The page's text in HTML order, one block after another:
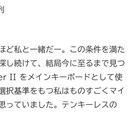
ど私と一緒だー。この条件を満た
し続けて、結局今に至るまで見つ
II をメインキーボードとして使
択基準をもつ私はものすごくマイ
っていました。テンキーレスの